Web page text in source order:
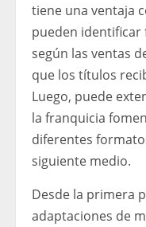
tiene una ventaja
pueden identificar
según las ventas
que los títulos
Luego, puede
la franquicia
diferentes
siguiente medio.
Desde la primera
adaptaciones de